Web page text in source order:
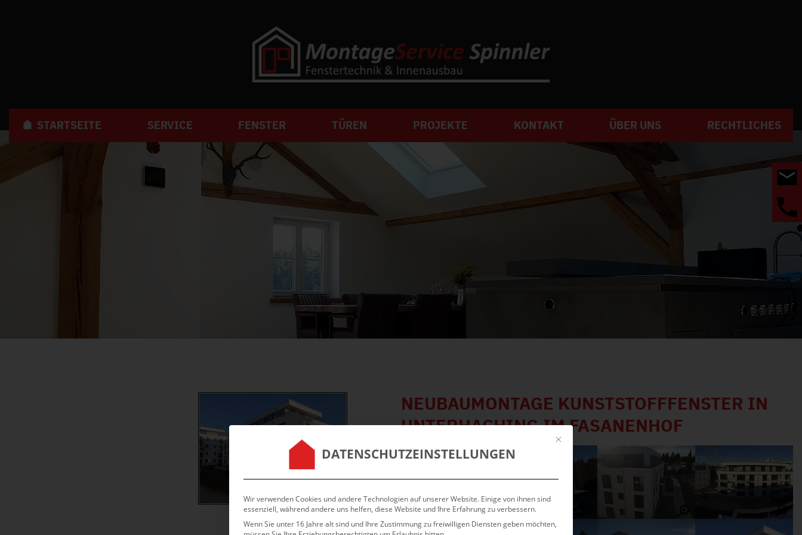
STARTSEITE SERVICE FENSTER TÜREN PROJEKTE KONTAKT ÜBER UNS RECHTLICHES
NEUBAUMONTAGE KUNSTSTOFFFENSTER IN
UNTERHACHING IM FASANENHOF
Mit diesem Button wird der Dialog geschlossen. Seine Funktionalität ist
DATENSCHUTZEINSTELLUNGEN
Wir verwenden Cookies und andere Technologien auf unserer Website. Einige von ihnen sind
essenziell, während andere uns helfen, diese Website und Ihre Erfahrung zu verbessern.
Wenn Sie unter 16 Jahre alt sind und Ihre Zustimmung zu freiwilligen Diensten geben möchten,